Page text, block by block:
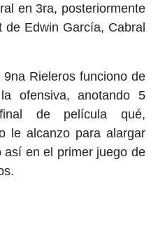
en 3ra, posteriormente
de Edwin García, Cabral
Rieleros funciono de
ofensiva, anotando 5
de película qué,
le alcanzo para alargar
así en el primer juego de